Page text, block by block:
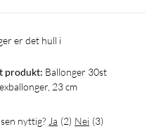
er det hull i
produkt: Ballonger 30st
23 cm
nyttig? Ja (2) Nei (3)